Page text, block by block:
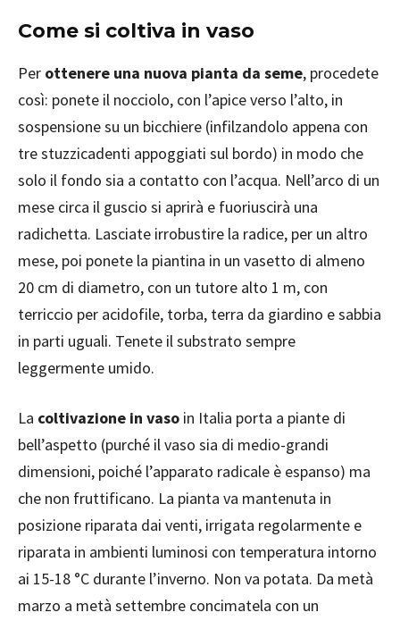
Come si coltiva in vaso
Per ottenere una nuova pianta da seme, procedete
così: ponete il nocciolo, con l’apice verso l’alto, in
sospensione su un bicchiere (infilzandolo appena con
tre stuzzicadenti appoggiati sul bordo) in modo che
solo il fondo sia a contatto con l’acqua. Nell’arco di un
mese circa il guscio si aprirà e fuoriuscirà una
radichetta. Lasciate irrobustire la radice, per un altro
mese, poi ponete la piantina in un vasetto di almeno
20 cm di diametro, con un tutore alto 1 m, con
terriccio per acidofile, torba, terra da giardino e sabbia
in parti uguali. Tenete il substrato sempre
leggermente umido.
La coltivazione in vaso in Italia porta a piante di
bell’aspetto (purché il vaso sia di medio-grandi
dimensioni, poiché l’apparato radicale è espanso) ma
che non fruttificano. La pianta va mantenuta in
posizione riparata dai venti, irrigata regolarmente e
riparata in ambienti luminosi con temperatura intorno
ai 15-18 °C durante l’inverno. Non va potata. Da metà
marzo a metà settembre concimatela con un